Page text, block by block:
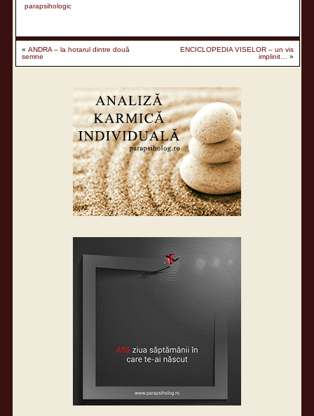
«ANDRA – la hotarul dintre două
semne
ENCICLOPEDIA VISELOR – un vis
implinit…
»